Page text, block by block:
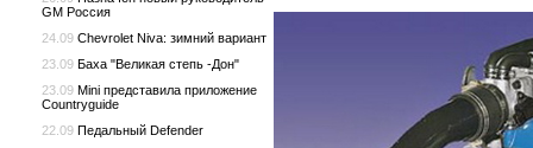
GM Россия
24.09 Chevrolet Niva: зимний вариант
23.09 Баха "Великая степь -Дон"
23.09 Mini представила приложение
Countryguide
22.09 Педальный Defender